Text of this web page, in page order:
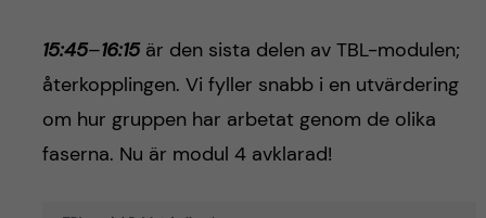
15:45–16:15är den sista delen av TBL-modulen;
återkopplingen. Vi fyller snabb i en utvärdering
om hur gruppen har arbetat genom de olika
faserna. Nu är modul 4 avklarad!